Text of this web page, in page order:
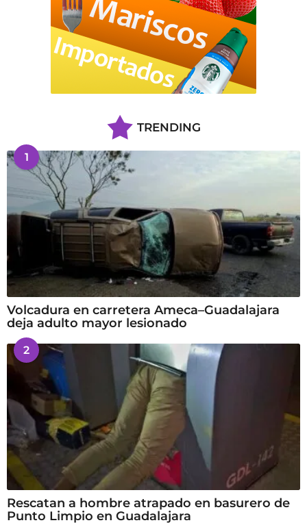
TRENDING
1
Volcadura en carretera Ameca–Guadalajara
deja adulto mayor lesionado
2
Rescatan a hombre atrapado en basurero de
Punto Limpio en Guadalajara